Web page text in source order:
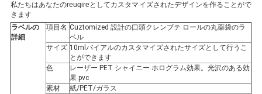
ニ
私たちはあなたのreuqireとしてカスタマイズされたデザインを作ることがで
きます
ラベルの
詳細
項目名 Cuztomized 設計の口頭クレンブテ ロールの丸薬袋のラ
ベル
サイズ 10mlバイアルのカスタマイズされたサイズとして行うこ
とができます
色
レーザー PET シャイニー ホログラム効果。光沢のある効
果 pvc
素材
紙/PET/ガラス